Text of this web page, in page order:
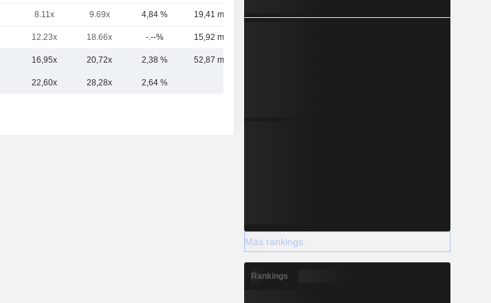
8.11x 9.69x 4,84 % 19,41 mil M
12.23x 18.66x -.--% 15,92 mil M
16,95x 20,72x 2,38 % 52,87 mil M
22,60x 28,28x 2,64 %
Más rankings
Rankings